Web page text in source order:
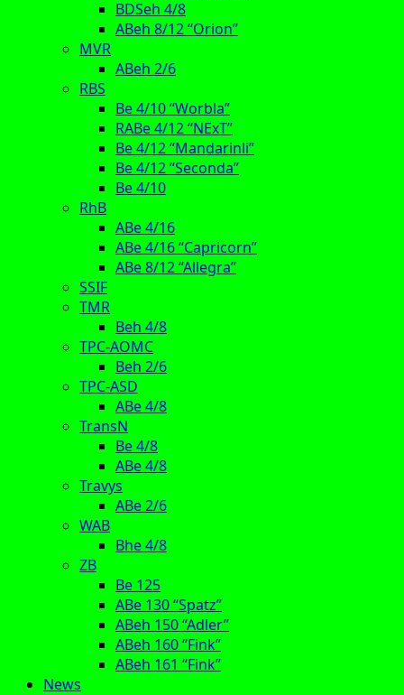
BDSeh 4/8
ABeh 8/12 “Orion”
MVR
ABeh 2/6
RBS
Be 4/10 “Worbla”
RABe 4/12 “NExT”
Be 4/12 “Mandarinli”
Be 4/12 “Seconda”
Be 4/10
RhB
ABe 4/16
ABe 4/16 “Capricorn”
ABe 8/12 “Allegra”
SSIF
TMR
Beh 4/8
TPC-AOMC
Beh 2/6
TPC-ASD
ABe 4/8
TransN
Be 4/8
ABe 4/8
Travys
ABe 2/6
WAB
Bhe 4/8
ZB
Be 125
ABe 130 “Spatz”
ABeh 150 “Adler”
ABeh 160 “Fink”
ABeh 161 “Fink”
News